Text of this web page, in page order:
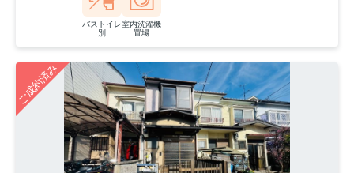
バストイレ
別
室内洗濯機
置場
ご成約済み